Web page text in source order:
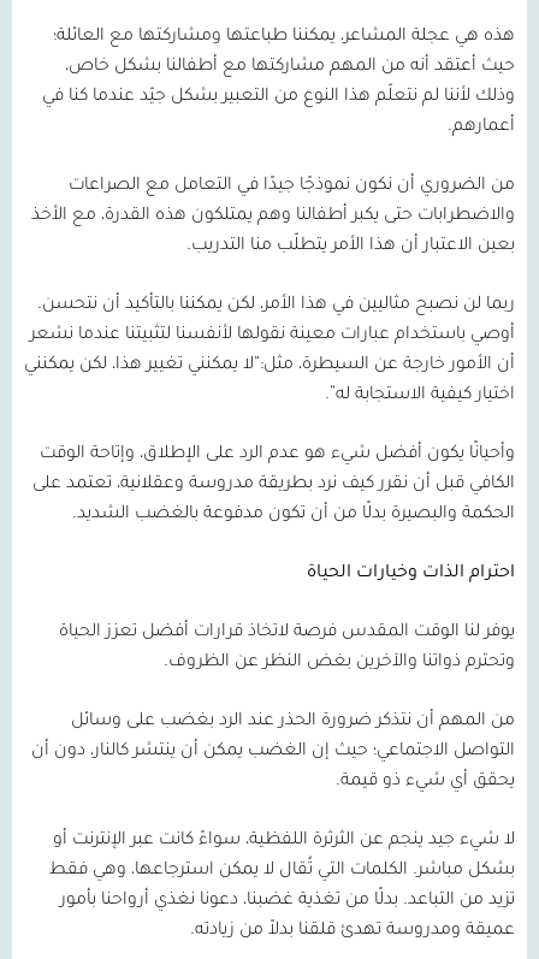
هذه هي عجلة المشاعر، يمكننا طباعتها ومشاركتها مع العائلة؛
حيث أعتقد أنه من المهم مشاركتها مع أطفالنا بشكل خاص،
وذلك لأننا لم نتعلّم هذا النوع من التعبير بشكل جيّد عندما كنا في
أعمارهم.
من الضروري أن نكون نموذجًا جيدًا في التعامل مع الصراعات
والاضطرابات حتى يكبر أطفالنا وهم يمتلكون هذه القدرة، مع الأخذ
بعين الاعتبار أن هذا الأمر يتطلّب منا التدريب.
ربما لن نصبح مثاليين في هذا الأمر، لكن يمكننا بالتأكيد أن نتحسن.
أوصي باستخدام عبارات معينة نقولها لأنفسنا لتثبيتنا عندما نشعر
أن الأمور خارجة عن السيطرة، مثل:“لا يمكنني تغيير هذا، لكن يمكنني
اختيار كيفية الاستجابة له”.
وأحيانًا يكون أفضل شيء هو عدم الرد على الإطلاق، وإتاحة الوقت
الكافي قبل أن نقرر كيف نرد بطريقة مدروسة وعقلانية، تعتمد على
الحكمة والبصيرة بدلًا من أن تكون مدفوعة بالغضب الشديد.
احترام الذات وخيارات الحياة
يوفر لنا الوقت المقدس فرصة لاتخاذ قرارات أفضل تعزز الحياة
وتحترم ذواتنا والآخرين بغض النظر عن الظروف.
من المهم أن نتذكر ضرورة الحذر عند الرد بغضب على وسائل
التواصل الاجتماعي؛ حيث إن الغضب يمكن أن ينتشر كالنار، دون أن
يحقق أي شيء ذو قيمة.
لا شيء جيد ينجم عن الثرثرة اللفظية، سواءً كانت عبر الإنترنت أو
بشكل مباشر. الكلمات التي تُقال لا يمكن استرجاعها، وهي فقط
تزيد من التباعد. بدلًا من تغذية غضبنا، دعونا نغذي أرواحنا بأمور
عميقة ومدروسة تهدئ قلقنا بدلاً من زيادته.